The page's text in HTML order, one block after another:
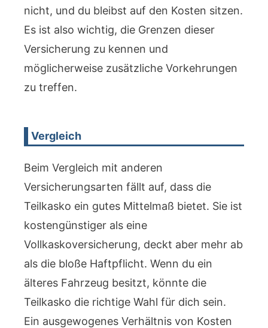
nicht, und du bleibst auf den Kosten sitzen.
Es ist also wichtig, die Grenzen dieser
Versicherung zu kennen und
möglicherweise zusätzliche Vorkehrungen
zu treffen.
Vergleich
Beim Vergleich mit anderen
Versicherungsarten fällt auf, dass die
Teilkasko ein gutes Mittelmaß bietet. Sie ist
kostengünstiger als eine
Vollkaskoversicherung, deckt aber mehr ab
als die bloße Haftpflicht. Wenn du ein
älteres Fahrzeug besitzt, könnte die
Teilkasko die richtige Wahl für dich sein.
Ein ausgewogenes Verhältnis von Kosten